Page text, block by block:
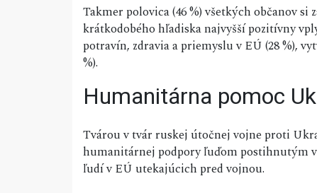
Takmer polovica (46 %) všetkých občanov
krátkodobého hľadiska najvyšší pozitívny
potravín, zdravia a priemyslu v EÚ (28 %),
%).
Humanitárna pomoc
Tvárou v tvár ruskej útočnej vojne proti
humanitárnej podpory ľuďom postihnutým
ľudí v EÚ utekajúcich pred vojnou.